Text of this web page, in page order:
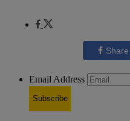
Share
Email Address
Subscribe